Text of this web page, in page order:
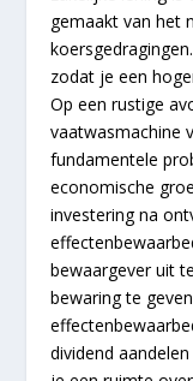
gemaakt van het
zodat je een
Op een rustige
vaatwasmachine
fundamentele
economische
investering na
bewaargever uit
bewaring te
dividend